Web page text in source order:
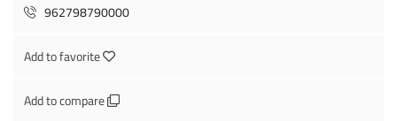
962798790000
Add to favorite
Add to compare